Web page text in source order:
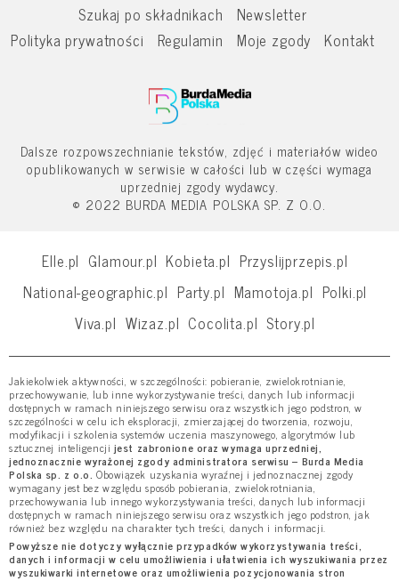
Szukaj po składnikach
Newsletter
Polityka prywatności
Regulamin Moje zgody Kontakt
Dalsze rozpowszechnianie tekstów, zdjęć i materiałów wideo
opublikowanych w serwisie w całości lub w części wymaga
uprzedniej zgody wydawcy.
© 2022 BURDA MEDIA POLSKA SP. Z O.O.
Elle.pl Glamour.pl Kobieta.pl Przyslijprzepis.pl
National-geographic.pl Party.pl Mamotoja.pl Polki.pl
Viva.pl Wizaz.pl Cocolita.pl Story.pl
Jakiekolwiek aktywności, w szczególności: pobieranie, zwielokrotnianie,
przechowywanie, lub inne wykorzystywanie treści, danych lub informacji
dostępnych w ramach niniejszego serwisu oraz wszystkich jego podstron, w
szczególności w celu ich eksploracji, zmierzającej do tworzenia, rozwoju,
modyfikacji i szkolenia systemów uczenia maszynowego, algorytmów lub
sztucznej inteligencji jest zabronione oraz wymaga uprzedniej,
jednoznacznie wyrażonej zgody administratora serwisu – Burda Media
Polska sp. z o.o. Obowiązek uzyskania wyraźnej i jednoznacznej zgody
wymagany jest bez względu sposób pobierania, zwielokrotniania,
przechowywania lub innego wykorzystywania treści, danych lub informacji
dostępnych w ramach niniejszego serwisu oraz wszystkich jego podstron, jak
również bez względu na charakter tych treści, danych i informacji.
Powyższe nie dotyczy wyłącznie przypadków wykorzystywania treści,
danych i informacji w celu umożliwienia i ułatwienia ich wyszukiwania przez
wyszukiwarki internetowe oraz umożliwienia pozycjonowania stron